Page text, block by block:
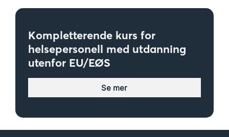
Kompletterende kurs for
helsepersonell med utdanning
utenfor EU/EØS
Se mer